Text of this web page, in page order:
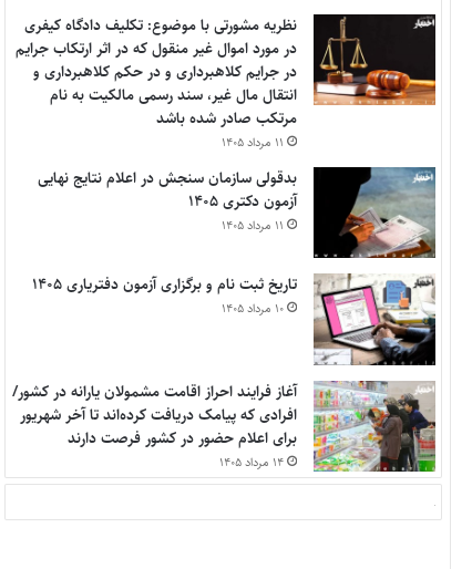
نظریه مشورتی با موضوع: تکلیف دادگاه کیفری
در مورد اموال غیر منقول که در اثر ارتکاب جرایم
در جرایم کلاهبرداری و در حکم کلاهبرداری و
انتقال مال غیر، سند رسمی مالکیت به نام
مرتکب صادر شده باشد
۱۱ مرداد ۱۴۰۵
بدقولی سازمان سنجش در اعلام نتایج نهایی
آزمون دکتری ۱۴۰۵
۱۱ مرداد ۱۴۰۵
تاریخ ثبت نام و برگزاری آزمون دفتریاری ۱۴۰۵
۱۰ مرداد ۱۴۰۵
آغاز فرایند احراز اقامت مشمولان یارانه در کشور/
افرادی که پیامک دریافت کرده‌اند تا آخر شهریور
برای اعلام حضور در کشور فرصت دارند
۱۴ مرداد ۱۴۰۵